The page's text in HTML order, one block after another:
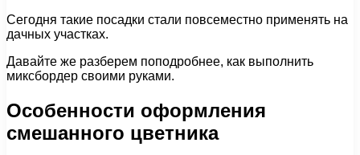
Сегодня такие посадки стали повсеместно применять на
дачных участках.
Давайте же разберем поподробнее, как выполнить
миксбордер своими руками.
Особенности оформления
смешанного цветника